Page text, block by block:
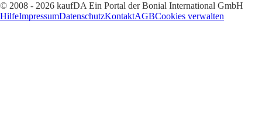
© 2008 - 2026 kaufDA Ein Portal der Bonial International GmbH
HilfeImpressumDatenschutzKontaktAGBCookies verwalten